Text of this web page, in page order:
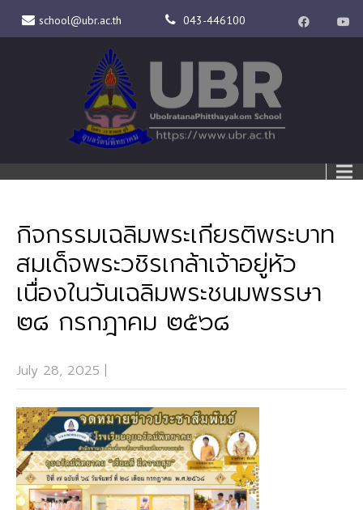
school@ubr.ac.th 043-446100
กิจกรรมเฉลิมพระเกียรติพระบาท
สมเด็จพระวชิรเกล้าเจ้าอยู่หัว
เนื่องในวันเฉลิมพระชนมพรรษา
๒๘ กรกฎาคม ๒๕๖๘
July 28, 2025 |